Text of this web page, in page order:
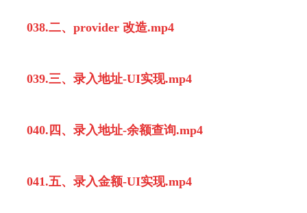
038.二、provider 改造.mp4
039.三、录入地址-UI实现.mp4
040.四、录入地址-余额查询.mp4
041.五、录入金额-UI实现.mp4